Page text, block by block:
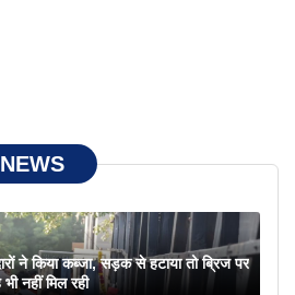
ने किया कब्जा, सड़क से हटाया तो ब्रिज पर
नहीं मिल रही